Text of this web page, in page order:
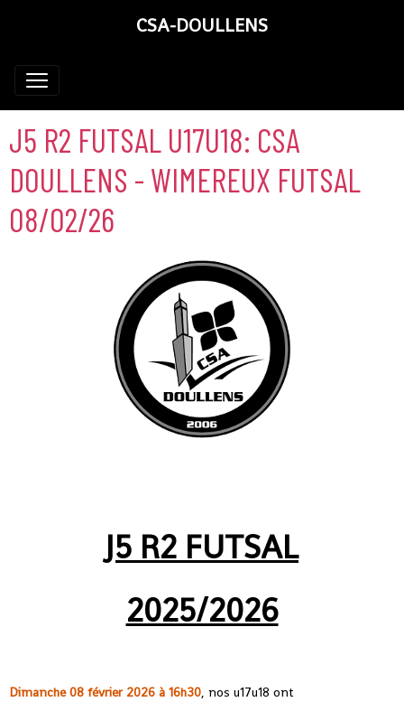
CSA-DOULLENS
J5 R2 FUTSAL U17U18: CSA
DOULLENS - WIMEREUX FUTSAL
08/02/26
J5 R2 FUTSAL
2025/2026
Dimanche 08 février 2026 à 16h30, nos u17u18 ont